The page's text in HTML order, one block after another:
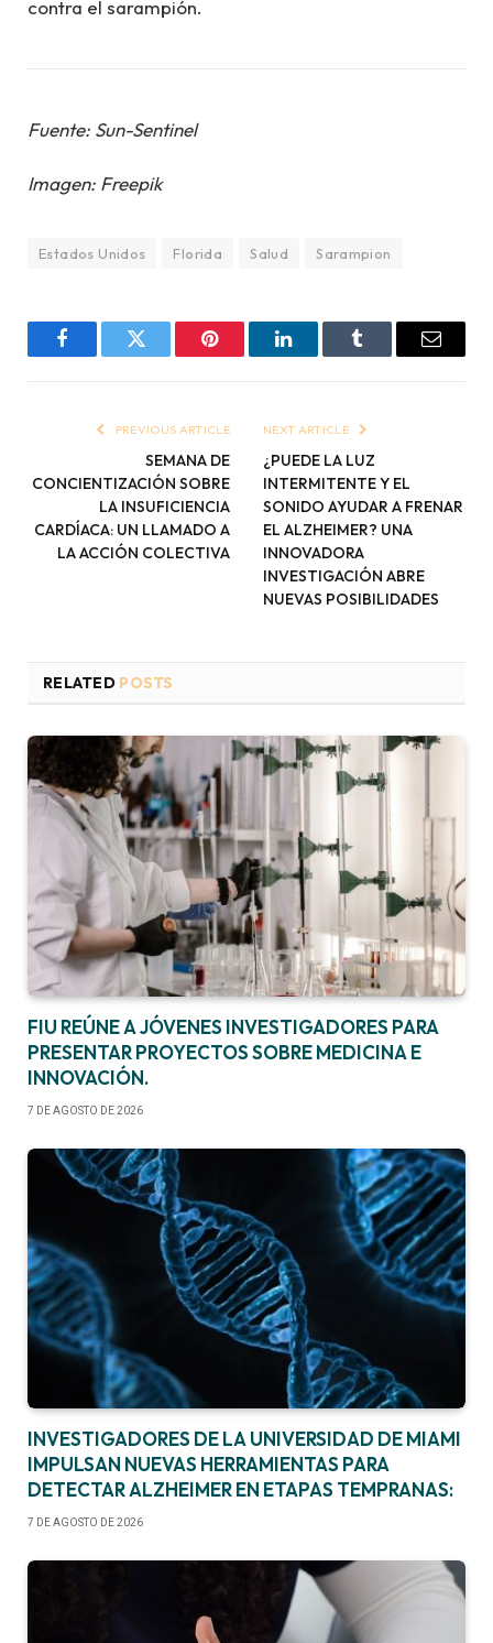
contra el sarampión.
Fuente: Sun-Sentinel
Imagen: Freepik
Estados Unidos Florida Salud Sarampion
FacebookTwitter Pinterest LinkedInTumblr Email
PREVIOUS ARTICLE
SEMANA DE
CONCIENTIZACIÓN SOBRE
LA INSUFICIENCIA
CARDÍACA: UN LLAMADO A
LA ACCIÓN COLECTIVA
NEXT ARTICLE
¿PUEDE LA LUZ
INTERMITENTE Y EL
SONIDO AYUDAR A FRENAR
EL ALZHEIMER? UNA
INNOVADORA
INVESTIGACIÓN ABRE
NUEVAS POSIBILIDADES
RELATED POSTS
FIU REÚNE A JÓVENES INVESTIGADORES PARA
PRESENTAR PROYECTOS SOBRE MEDICINA E
INNOVACIÓN.
7 DE AGOSTO DE 2026
INVESTIGADORES DE LA UNIVERSIDAD DE MIAMI
IMPULSAN NUEVAS HERRAMIENTAS PARA
DETECTAR ALZHEIMER EN ETAPAS TEMPRANAS:
7 DE AGOSTO DE 2026